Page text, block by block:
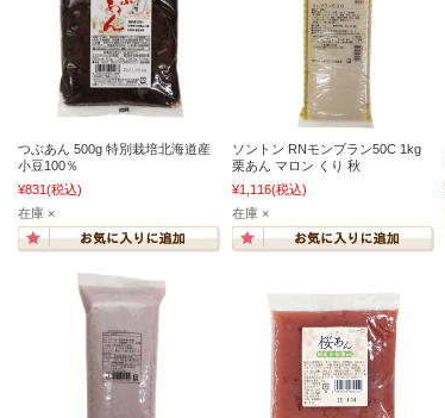
つぶあん 500g 特別栽培北海道産
小豆100％
¥831(税込)
在庫 ×
ソントン RNモンブラン50C 1kg
栗あん マロン くり 秋
¥1,116(税込)
在庫 ×